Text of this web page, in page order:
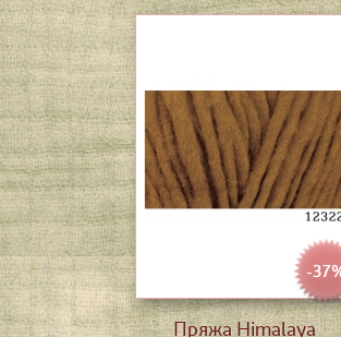
-
Пряжа Himalaya